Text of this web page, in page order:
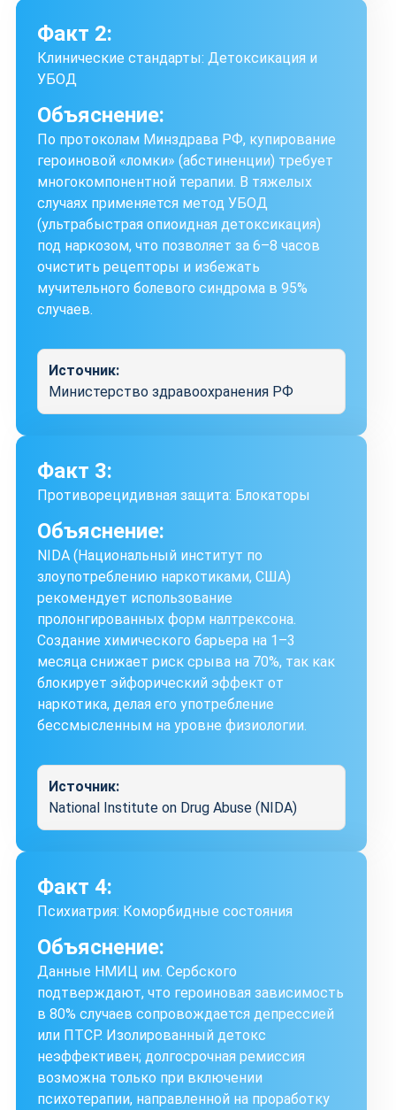
Факт 2:
Клинические стандарты: Детоксикация и
УБОД
Объяснение:
По протоколам Минздрава РФ, купирование
героиновой «ломки» (абстиненции) требует
многокомпонентной терапии. В тяжелых
случаях применяется метод УБОД
(ультрабыстрая опиоидная детоксикация)
под наркозом, что позволяет за 6–8 часов
очистить рецепторы и избежать
мучительного болевого синдрома в 95%
случаев.
Источник:
Министерство здравоохранения РФ
Факт 3:
Противорецидивная защита: Блокаторы
Объяснение:
NIDA (Национальный институт по
злоупотреблению наркотиками, США)
рекомендует использование
пролонгированных форм налтрексона.
Создание химического барьера на 1–3
месяца снижает риск срыва на 70%, так как
блокирует эйфорический эффект от
наркотика, делая его употребление
бессмысленным на уровне физиологии.
Источник:
National Institute on Drug Abuse (NIDA)
Факт 4:
Психиатрия: Коморбидные состояния
Объяснение:
Данные НМИЦ им. Сербского
подтверждают, что героиновая зависимость
в 80% случаев сопровождается депрессией
или ПТСР. Изолированный детокс
неэффективен; долгосрочная ремиссия
возможна только при включении
психотерапии, направленной на проработку